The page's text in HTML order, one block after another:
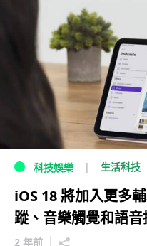
科技娛樂 生活科技
iOS 18 將加入更多
蹤、音樂觸覺和語音
2 年前